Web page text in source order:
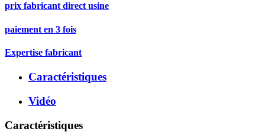
prix fabricant direct usine
paiement en 3 fois
Expertise fabricant
Caractéristiques
Vidéo
Caractéristiques